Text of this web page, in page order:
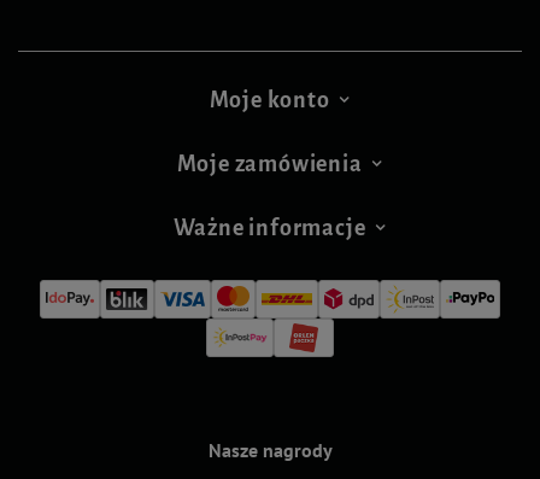
Moje konto
Moje zamówienia
Ważne informacje
Nasze nagrody